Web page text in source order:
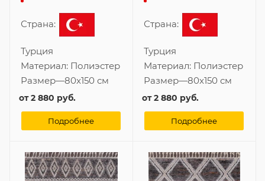
Страна:
Турция
Материал: Полиэстер
Размер—80x150 см
от2 880 руб.
Подробнее
Страна:
Турция
Материал: Полиэстер
Размер—80x150 см
от2 880 руб.
Подробнее